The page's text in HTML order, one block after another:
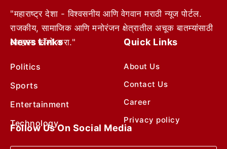
"महाराष्ट्र देशा - विश्वसनीय आणि वेगवान मराठी न्यूज पोर्टल.
राजकीय, सामाजिक आणि मनोरंजन क्षेत्रातील अचूक बातम्यांसाठी
आम्हाला फॉलो करा."
News Links
Politics
Sports
Entertainment
Technology
Quick Links
About Us
Contact Us
Career
Privacy policy
Follow Us On Social Media